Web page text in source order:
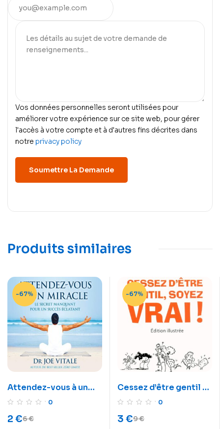
Vos données personnelles seront utilisées pour
améliorer votre expérience sur ce site web, pour gérer
l'accès à votre compte et à d'autres fins décrites dans
notre privacy policy
Produits similaires
-67%
Attendez-vous à un
miracle – Livre audio
0
6€
2 €
-67%
Cessez d’être gentil –
soyez vrai – Livre audio
0
9€
3 €